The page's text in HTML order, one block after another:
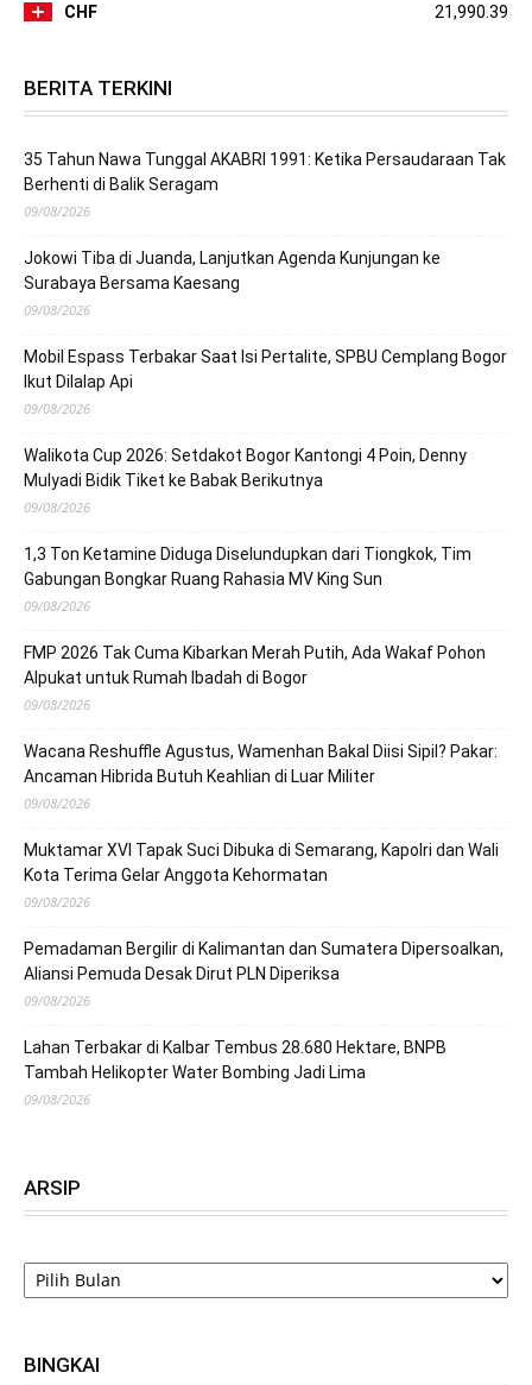
CHF 21,990.39
BERITA TERKINI
35 Tahun Nawa Tunggal AKABRI 1991: Ketika Persaudaraan Tak
Berhenti di Balik Seragam
09/08/2026
Jokowi Tiba di Juanda, Lanjutkan Agenda Kunjungan ke
Surabaya Bersama Kaesang
09/08/2026
Mobil Espass Terbakar Saat Isi Pertalite, SPBU Cemplang Bogor
Ikut Dilalap Api
09/08/2026
Walikota Cup 2026: Setdakot Bogor Kantongi 4 Poin, Denny
Mulyadi Bidik Tiket ke Babak Berikutnya
09/08/2026
1,3 Ton Ketamine Diduga Diselundupkan dari Tiongkok, Tim
Gabungan Bongkar Ruang Rahasia MV King Sun
09/08/2026
FMP 2026 Tak Cuma Kibarkan Merah Putih, Ada Wakaf Pohon
Alpukat untuk Rumah Ibadah di Bogor
09/08/2026
Wacana Reshuffle Agustus, Wamenhan Bakal Diisi Sipil? Pakar:
Ancaman Hibrida Butuh Keahlian di Luar Militer
09/08/2026
Muktamar XVI Tapak Suci Dibuka di Semarang, Kapolri dan Wali
Kota Terima Gelar Anggota Kehormatan
09/08/2026
Pemadaman Bergilir di Kalimantan dan Sumatera Dipersoalkan,
Aliansi Pemuda Desak Dirut PLN Diperiksa
09/08/2026
Lahan Terbakar di Kalbar Tembus 28.680 Hektare, BNPB
Tambah Helikopter Water Bombing Jadi Lima
09/08/2026
ARSIP
ARSIP
BINGKAI